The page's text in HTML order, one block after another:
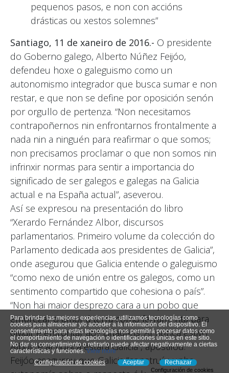
pequenos pasos, e non con accións
drásticas ou xestos solemnes”
Santiago, 11 de xaneiro de 2016.- O presidente
do Goberno galego, Alberto Núñez Feijóo,
defendeu hoxe o galeguismo como un
autonomismo integrador que busca sumar e non
restar, e que non se define por oposición senón
por orgullo de pertenza. “Non necesitamos
contrapoñernos nin enfrontarnos frontalmente a
nada nin a ninguén para reafirmar o que somos;
non precisamos proclamar o que non somos nin
infrinxir normas para sentir a importancia do
significado de ser galegos e galegas na Galicia
actual e na España actual”, aseverou.
Así se expresou na presentación do libro
“Xerardo Fernández Albor, discursos
parlamentarios. Primeiro volume da colección do
Parlamento dedicada aos presidentes de Galicia”,
onde asegurou que Galicia entende o galeguismo
“como nexo de unión entre os galegos, como un
sentimento compartido que cohesiona o país”.
“Non hai maior desprezo cara a un pobo que
empregar o amor á terra como ferramenta para
dividir e enfrontar aos cidadáns. Aí nunca estivo
Albor, e aí nunca estará Galicia”, apostilou.
Feijóo asegurou que Galicia “construíu unha
Para brindar las mejores experiencias, utilizamos tecnologías como
cookies para almacenar y/o acceder a la información del dispositivo. El
consentimiento para estas tecnologías nos permitirá procesar datos como
el comportamiento de navegación o identificaciones únicas en este sitio.
No dar su consentimiento o retirarlo puede afectar negativamente a ciertas
características y funciones.View more
Configuración de cookies
Aceptar Rechazar
Configuración de cookies